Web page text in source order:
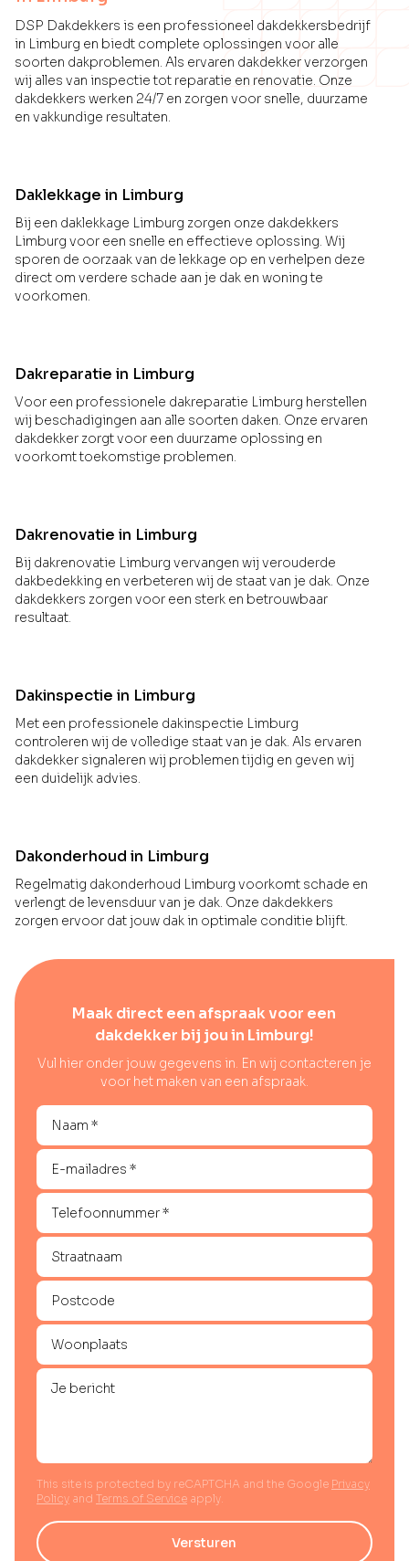
DSP Dakdekkers is een professioneel dakdekkersbedrijf
in Limburg en biedt complete oplossingen voor alle
soorten dakproblemen. Als ervaren dakdekker verzorgen
wij alles van inspectie tot reparatie en renovatie. Onze
dakdekkers werken 24/7 en zorgen voor snelle, duurzame
en vakkundige resultaten.
Daklekkage in Limburg
Bij een daklekkage Limburg zorgen onze dakdekkers
Limburg voor een snelle en effectieve oplossing. Wij
sporen de oorzaak van de lekkage op en verhelpen deze
direct om verdere schade aan je dak en woning te
voorkomen.
Dakreparatie in Limburg
Voor een professionele dakreparatie Limburg herstellen
wij beschadigingen aan alle soorten daken. Onze ervaren
dakdekker zorgt voor een duurzame oplossing en
voorkomt toekomstige problemen.
Dakrenovatie in Limburg
Bij dakrenovatie Limburg vervangen wij verouderde
dakbedekking en verbeteren wij de staat van je dak. Onze
dakdekkers zorgen voor een sterk en betrouwbaar
resultaat.
Dakinspectie in Limburg
Met een professionele dakinspectie Limburg
controleren wij de volledige staat van je dak. Als ervaren
dakdekker signaleren wij problemen tijdig en geven wij
een duidelijk advies.
Dakonderhoud in Limburg
Regelmatig dakonderhoud Limburg voorkomt schade en
verlengt de levensduur van je dak. Onze dakdekkers
zorgen ervoor dat jouw dak in optimale conditie blijft.
Maak direct een afspraak voor een
dakdekker bij jou in Limburg!
Vul hier onder jouw gegevens in. En wij contacteren je
voor het maken van een afspraak.
This site is protected by reCAPTCHA and the Google Privacy
Policy and Terms of Service apply.
Versturen